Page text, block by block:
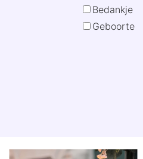
Bedankje
Geboorte